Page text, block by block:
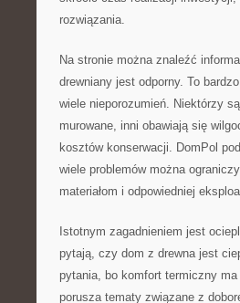
rozwiązania.
Na stronie można znaleźć
drewniany jest odporny. To
wiele nieporozumień. Niektórzy
murowane, inni obawiają się
kosztów konserwacji. DomPol
wiele problemów można
materiałom i odpowiedniej
Istotnym zagadnieniem jest
pytają, czy dom z drewna jest
pytania, bo komfort termiczny
porusza tematy związane z